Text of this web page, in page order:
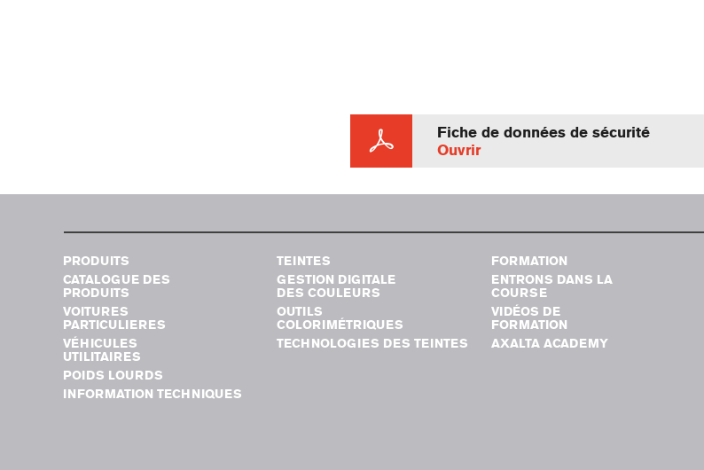
Fiche de données de sécurité
Ouvrir
PRODUITS
CATALOGUE DES
PRODUITS
VOITURES
PARTICULIERES
VÉHICULES
UTILITAIRES
POIDS LOURDS
INFORMATION TECHNIQUES
TEINTES
GESTION DIGITALE
DES COULEURS
OUTILS
COLORIMÉTRIQUES
TECHNOLOGIES DES TEINTES
FORMATION
ENTRONS DANS LA
COURSE
VIDÉOS DE
FORMATION
AXALTA ACADEMY